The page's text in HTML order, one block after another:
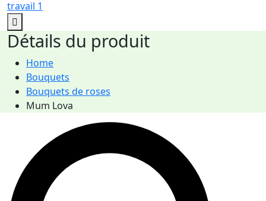
Détails du produit
Home
Bouquets
Bouquets de roses
Mum Lova